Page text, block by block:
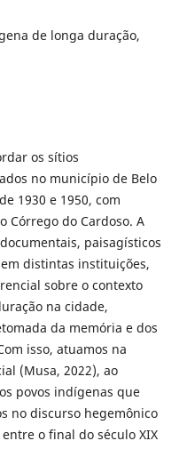
de longa duração,
os sítios
no município de Belo
1930 e 1950, com
Córrego do Cardoso. A
paisagísticos
distintas instituições,
sobre o contexto
na cidade,
da memória e dos
isso, atuamos na
(Musa, 2022), ao
povos indígenas que
no discurso hegemônico
o final do século XIX